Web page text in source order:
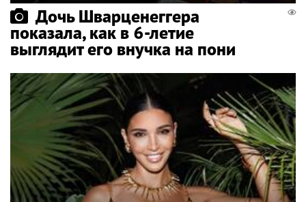
Дочь Шварценеггера
показала, как в 6-летие
выглядит его внучка на пони